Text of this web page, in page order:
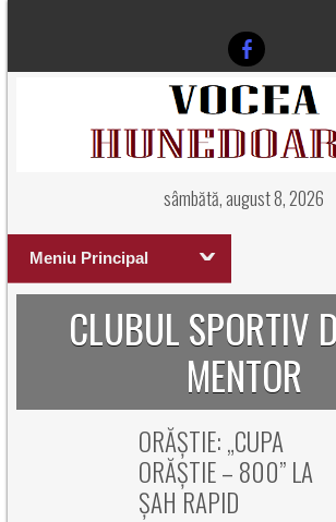
sâmbătă, august 8, 2026
Meniu Principal
CLUBUL SPORTIV
MENTOR
ORĂȘTIE: „CUPA
ORĂȘTIE – 800” LA
ȘAH RAPID